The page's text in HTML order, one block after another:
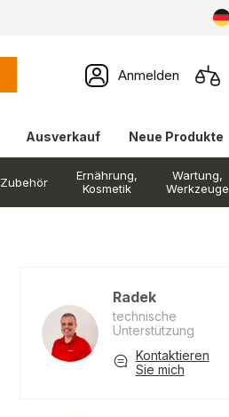
Anmelden
Ausverkauf Neue Produkte
Zubehör
Ernährung,
Kosmetik
Wartung,
Werkzeuge
Radek
technische
Unterstützung
Kontaktieren
Sie mich